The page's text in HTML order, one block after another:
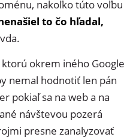
nakoľko túto voľbu
to čo hľadal,
okrem iného Google
nemal hodnotiť len pán
pokiaľ sa na web a na
návštevou pozerá
presne zanalyzovať